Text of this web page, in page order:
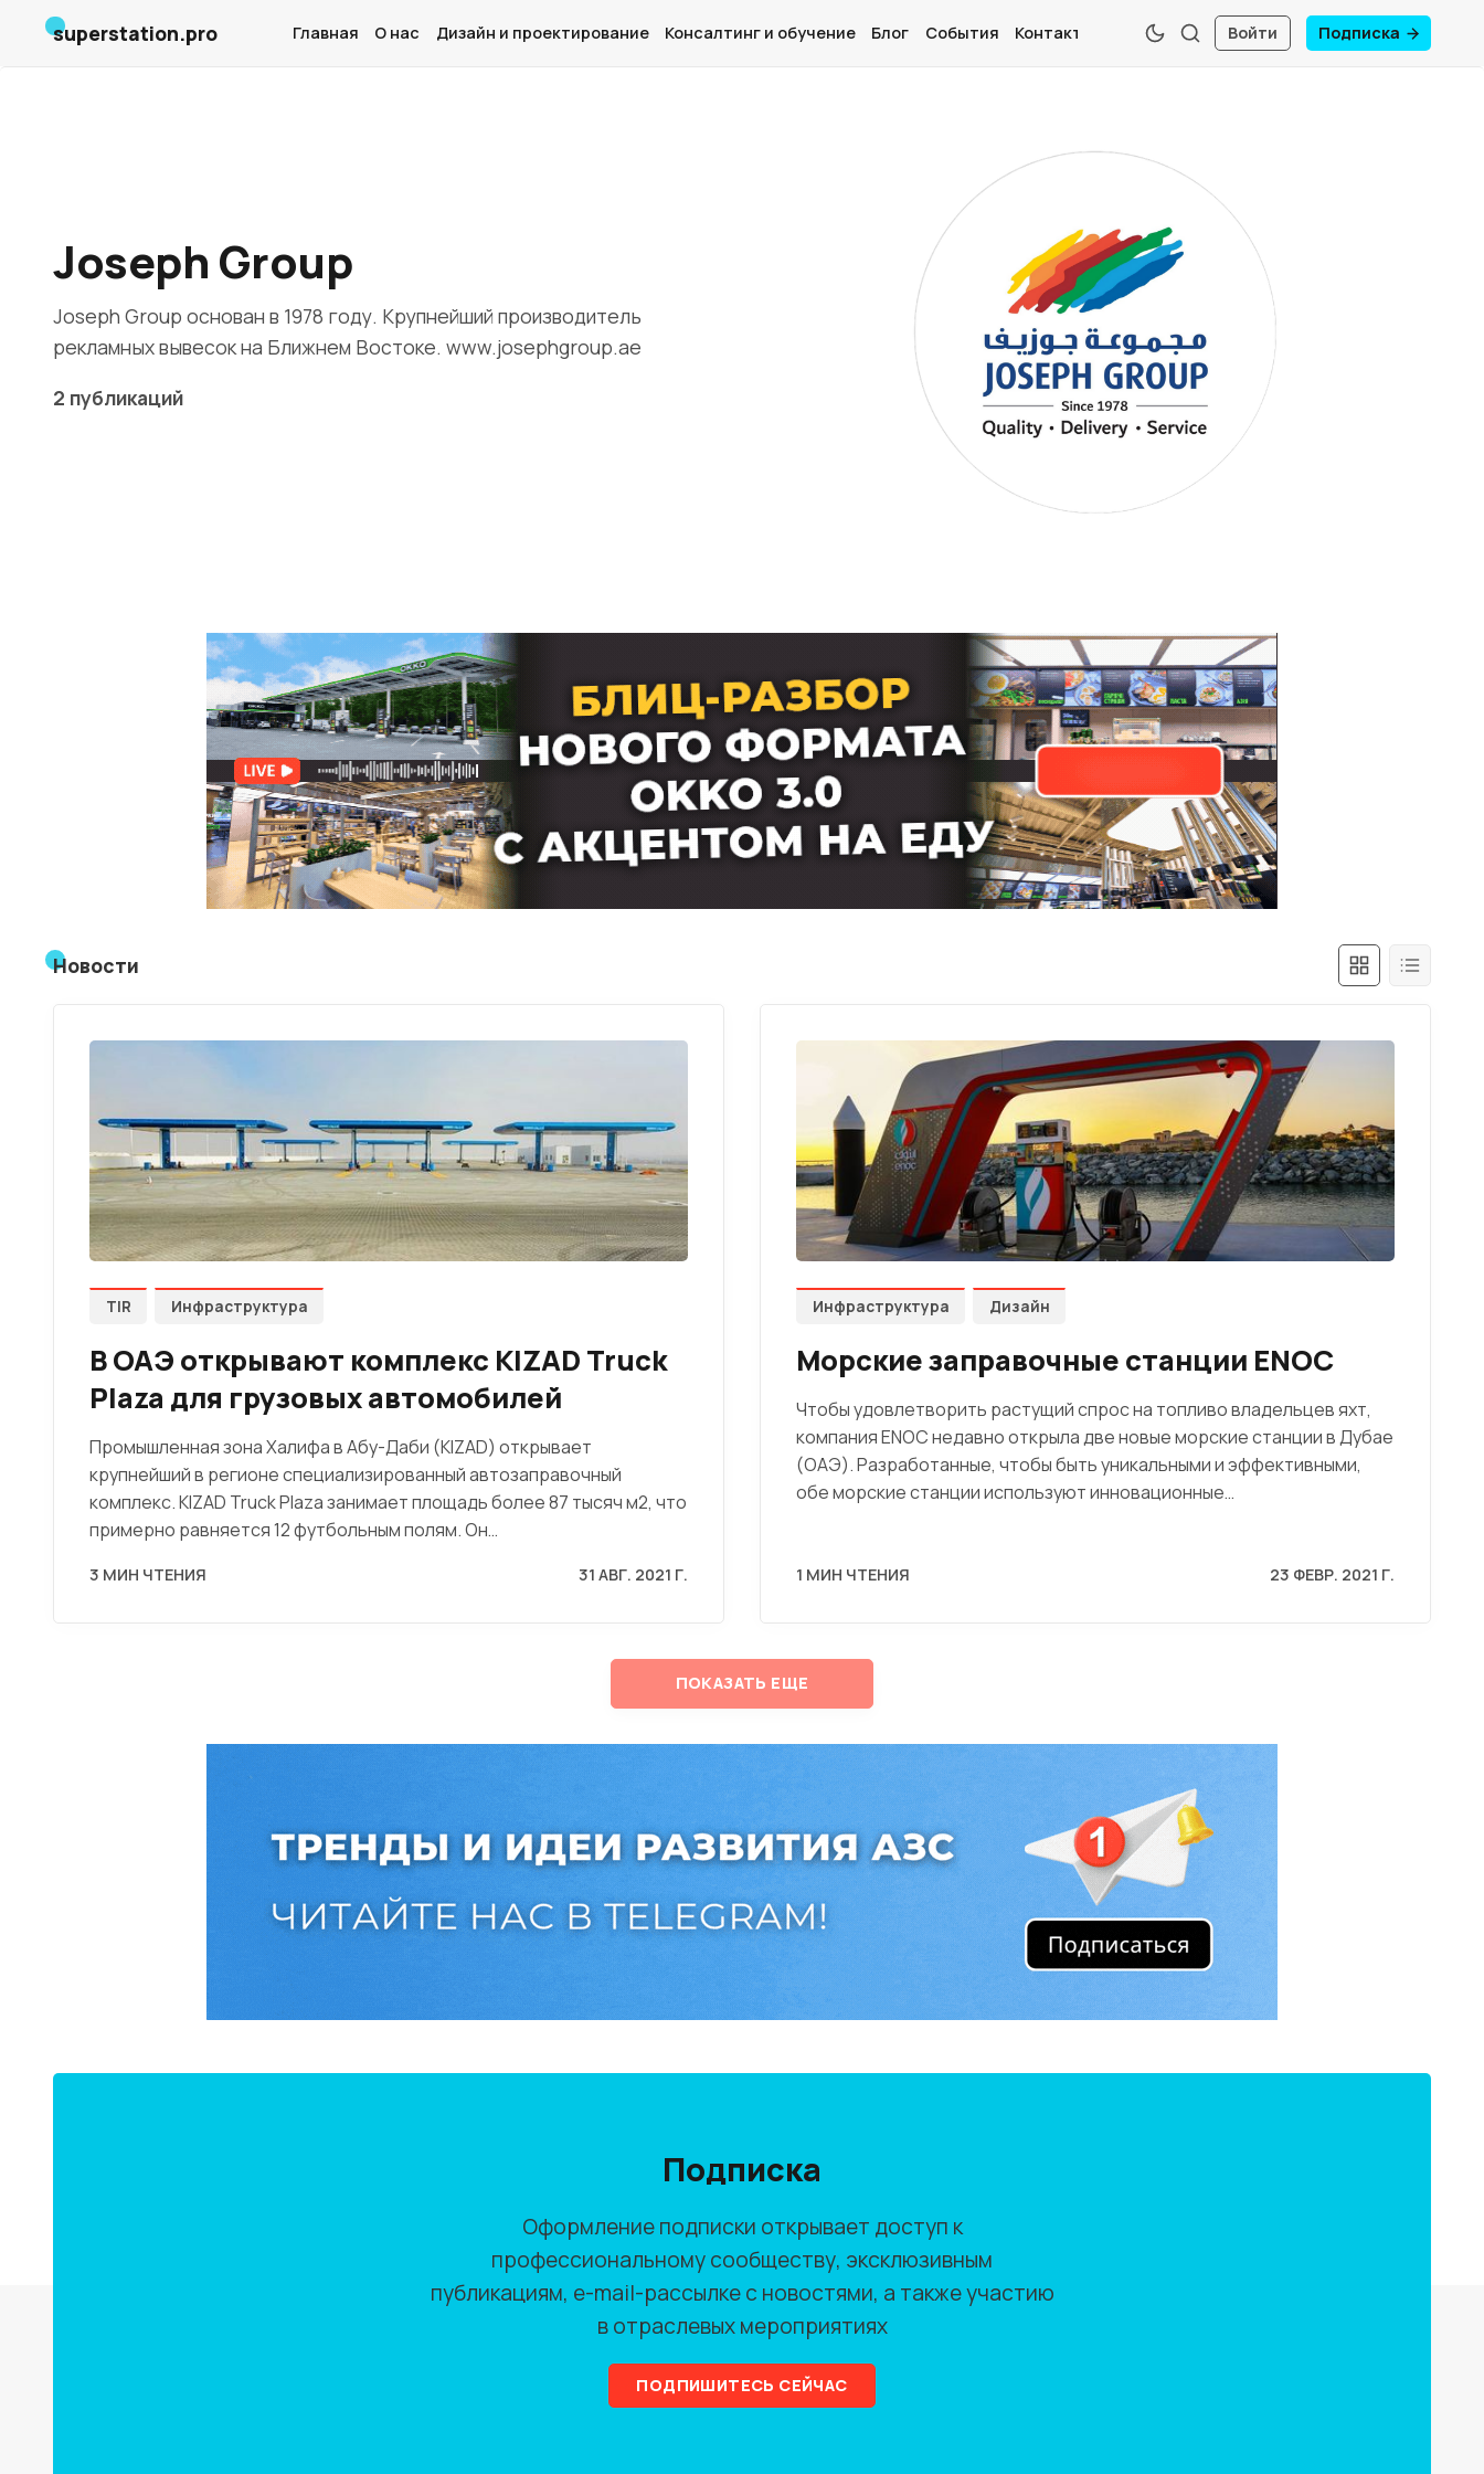
Условия использования материалов
Политика конфиденциальности и cookie
superstation.pro Главная О нас Дизайн и проектирование Консалтинг и обучение Блог События Контакты Войти Подписка
Joseph Group
Joseph Group основан в 1978 году. Крупнейший производитель
рекламных вывесок на Ближнем Востоке. www.josephgroup.ae
2 публикаций
Новости
TIR Инфраструктура
В ОАЭ открывают комплекс KIZAD Truck
Plaza для грузовых автомобилей
Промышленная зона Халифа в Абу-Даби (KIZAD) открывает
крупнейший в регионе специализированный автозаправочный
комплекс. KIZAD Truck Plaza занимает площадь более 87 тысяч м2, что
примерно равняется 12 футбольным полям. Он…
3 МИН ЧТЕНИЯ 31 АВГ. 2021 Г.
Инфраструктура Дизайн
Морские заправочные станции ENOC
Чтобы удовлетворить растущий спрос на топливо владельцев яхт,
компания ENOC недавно открыла две новые морские станции в Дубае
(ОАЭ). Разработанные, чтобы быть уникальными и эффективными,
обе морские станции используют инновационные…
1 МИН ЧТЕНИЯ 23 ФЕВР. 2021 Г.
ПОКАЗАТЬ ЕЩЕ
Подписка
Оформление подписки открывает доступ к
профессиональному сообществу, эксклюзивным
публикациям, e-mail-рассылке с новостями, а также участию
в отраслевых мероприятиях
ПОДПИШИТЕСЬ СЕЙЧАС